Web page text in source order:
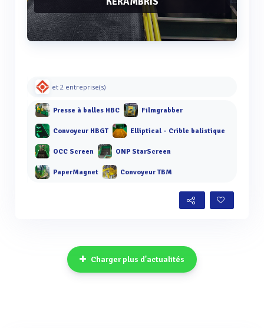
et 2 entreprise(s)
Presse à balles HBC Filmgrabber
Convoyeur HBGT Elliptical - Crible balistique
OCC Screen ONP StarScreen
PaperMagnet Convoyeur TBM
Charger plus d'actualités